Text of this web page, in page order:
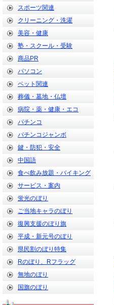
スポーツ関連
クリーニング・洗濯
美容・健康
塾・スクール・受験
商品PR
パソコン
ペット関連
葬儀・墓地・仏壇
病院・薬・健康・エコ
パチンコ
パチンコジャンボ
鍵・防犯・安全
中国語
食べ飲み放題・バイキング
サービス・案内
蛍光のぼり
ご当地キャラのぼり
復興支援のぼり旗
平成・新元号のぼり
県民割のぼり特集
Rのぼり、Rフラッグ
無地のぼり
国旗のぼり